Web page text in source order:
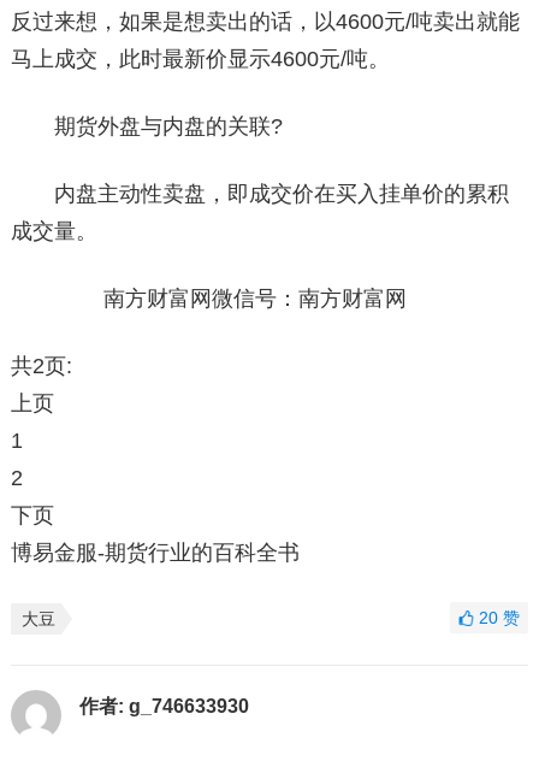
反过来想，如果是想卖出的话，以4600元/吨卖出就能
马上成交，此时最新价显示4600元/吨。
期货外盘与内盘的关联?
内盘主动性卖盘，即成交价在买入挂单价的累积
成交量。
南方财富网微信号：南方财富网
共2页:
上页
1
2
下页
博易金服-期货行业的百科全书
大豆 20赞
作者: g_746633930